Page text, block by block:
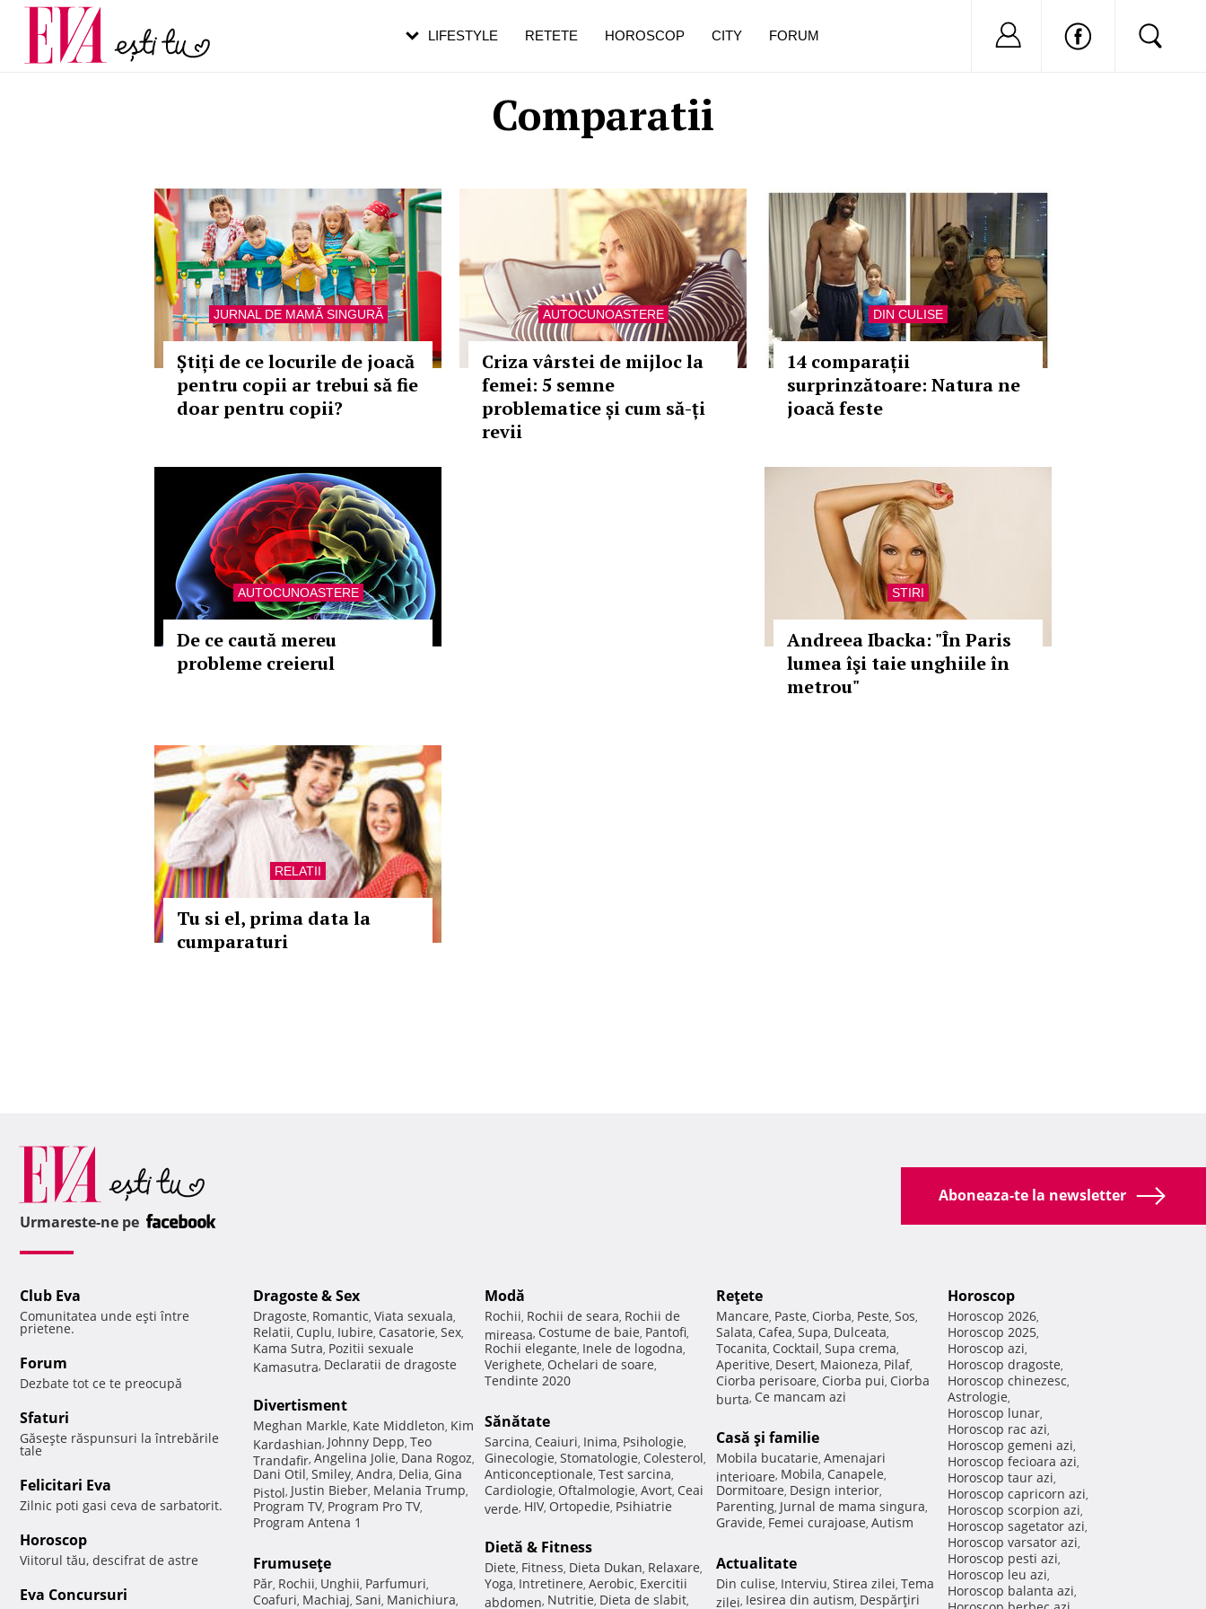
Comparatii
JURNAL DE MAMĂ SINGURĂ
Știți de ce locurile de joacă
pentru copii ar trebui să fie
doar pentru copii?
AUTOCUNOASTERE
Criza vârstei de mijloc la
femei: 5 semne
problematice și cum să-ți
revii
DIN CULISE
14 comparații
surprinzătoare: Natura ne
joacă feste
AUTOCUNOASTERE
De ce caută mereu
probleme creierul
STIRI
Andreea Ibacka: "În Paris
lumea îşi taie unghiile în
metrou"
RELATII
Tu si el, prima data la
cumparaturi
LIFESTYLE RETETE HOROSCOP CITY FORUM Nu ai cont?
Carieră
Actualitate
pe măsură ce înaintezi în vârstă
Aboneaza-te la newsletter
Urmareste-ne pe
Club Eva
Comunitatea unde eşti între
prietene.
Forum
Dezbate tot ce te preocupă
Sfaturi
Găseşte răspunsuri la întrebările
tale
Felicitari Eva
Zilnic poti gasi ceva de sarbatorit.
Horoscop
Viitorul tău, descifrat de astre
Eva Concursuri
Dragoste & Sex
Dragoste, Romantic, Viata sexuala,
Relatii, Cuplu, Iubire, Casatorie, Sex,
Kama Sutra, Pozitii sexuale
Kamasutra, Declaratii de dragoste
Divertisment
Meghan Markle, Kate Middleton, Kim
Kardashian, Johnny Depp, Teo
Trandafir, Angelina Jolie, Dana Rogoz,
Dani Otil, Smiley, Andra, Delia, Gina
Pistol, Justin Bieber, Melania Trump,
Program TV, Program Pro TV,
Program Antena 1
Frumuseţe
Păr, Rochii, Unghii, Parfumuri,
Coafuri, Machiaj, Sani, Manichiura,
Modă
Rochii, Rochii de seara, Rochii de
mireasa, Costume de baie, Pantofi,
Rochii elegante, Inele de logodna,
Verighete, Ochelari de soare,
Tendinte 2020
Sănătate
Sarcina, Ceaiuri, Inima, Psihologie,
Ginecologie, Stomatologie, Colesterol,
Anticonceptionale, Test sarcina,
Cardiologie, Oftalmologie, Avort, Ceai
verde, HIV, Ortopedie, Psihiatrie
Dietă & Fitness
Diete, Fitness, Dieta Dukan, Relaxare,
Yoga, Intretinere, Aerobic, Exercitii
abdomen, Nutritie, Dieta de slabit,
Reţete
Mancare, Paste, Ciorba, Peste, Sos,
Salata, Cafea, Supa, Dulceata,
Tocanita, Cocktail, Supa crema,
Aperitive, Desert, Maioneza, Pilaf,
Ciorba perisoare, Ciorba pui, Ciorba
burta, Ce mancam azi
Casă şi familie
Mobila bucatarie, Amenajari
interioare, Mobila, Canapele,
Dormitoare, Design interior,
Parenting, Jurnal de mama singura,
Gravide, Femei curajoase, Autism
Actualitate
Din culise, Interviu, Stirea zilei, Tema
zilei, Iesirea din autism, Despărţiri
Horoscop
Horoscop 2026,
Horoscop 2025,
Horoscop azi,
Horoscop dragoste,
Horoscop chinezesc,
Astrologie,
Horoscop lunar,
Horoscop rac azi,
Horoscop gemeni azi,
Horoscop fecioara azi,
Horoscop taur azi,
Horoscop capricorn azi,
Horoscop scorpion azi,
Horoscop sagetator azi,
Horoscop varsator azi,
Horoscop pesti azi,
Horoscop leu azi,
Horoscop balanta azi,